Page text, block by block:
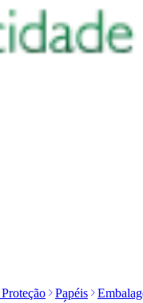
Papéis